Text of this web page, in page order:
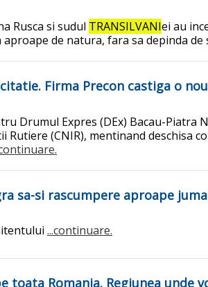
Rusca si sudul TRANSILVANIei au
de natura, fara sa depinda de
Firma Precon castiga o
Drumul Expres (DEx) Bacau-Piatra
(CNIR), mentinand deschisa
sa-si rascumpere aproape
...continuare.
toata Romania. Regiunea unde